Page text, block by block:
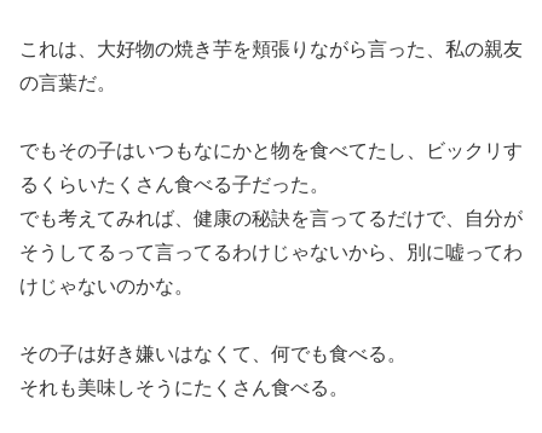
これは、大好物の焼き芋を頬張りながら言った、私の親友
の言葉だ。
でもその子はいつもなにかと物を食べてたし、ビックリす
るくらいたくさん食べる子だった。
でも考えてみれば、健康の秘訣を言ってるだけで、自分が
そうしてるって言ってるわけじゃないから、別に嘘ってわ
けじゃないのかな。
その子は好き嫌いはなくて、何でも食べる。
それも美味しそうにたくさん食べる。